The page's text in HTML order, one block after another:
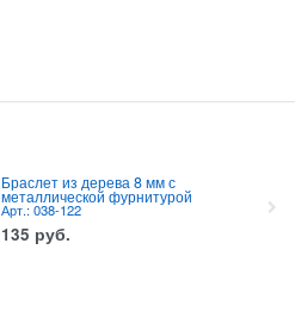
Браслет из дерева 8 мм с
металлической фурнитурой
Арт.: 038-122
135 руб.